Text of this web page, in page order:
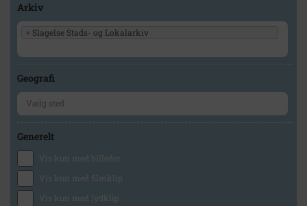
Arkiv
× Slagelse Stads- og Lokalarkiv
Geografi
Generelt
Vis kun med billeder
Vis kun med filmklip
Vis kun med lydklip